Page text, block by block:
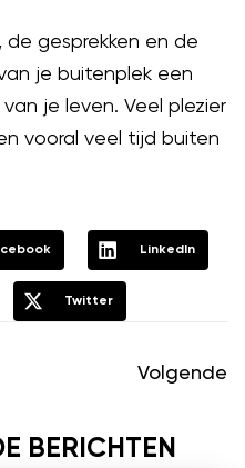
gesprekken en de
je buitenplek een
je leven. Veel plezier
vooral veel tijd buiten
LinkedIn
Twitter
Volgende
BERICHTEN